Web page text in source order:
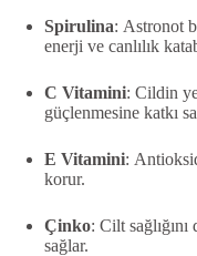
Spirulina: Astronot
enerji ve canlılık
C Vitamini: Cildin
güçlenmesine katkı
E Vitamini:
korur.
Çinko: Cilt sağlığını
sağlar.